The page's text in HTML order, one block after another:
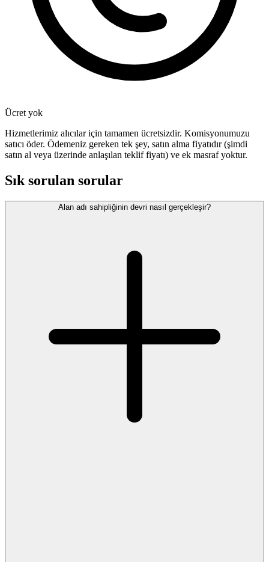
Ücret yok
Hizmetlerimiz alıcılar için tamamen ücretsizdir. Komisyonumuzu
satıcı öder. Ödemeniz gereken tek şey, satın alma fiyatıdır (şimdi
satın al veya üzerinde anlaşılan teklif fiyatı) ve ek masraf yoktur.
Sık sorulan sorular
Alan adı sahipliğinin devri nasıl gerçekleşir?